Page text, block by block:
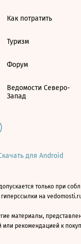
Как потратить
Туризм
Форум
Ведомости Северо-
Запад
для Android
только при
на
материалы,
рекомендацией к